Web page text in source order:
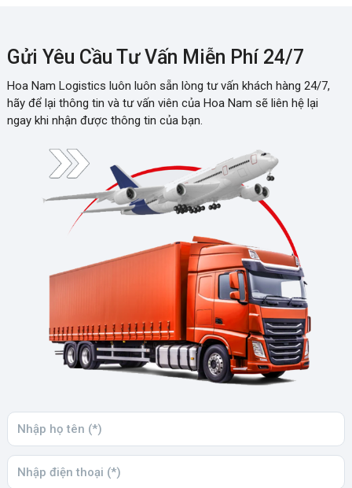
Gửi Yêu Cầu Tư Vấn Miễn Phí 24/7
Hoa Nam Logistics luôn luôn sẵn lòng tư vấn khách hàng 24/7,
hãy để lại thông tin và tư vấn viên của Hoa Nam sẽ liên hệ lại
ngay khi nhận được thông tin của bạn.